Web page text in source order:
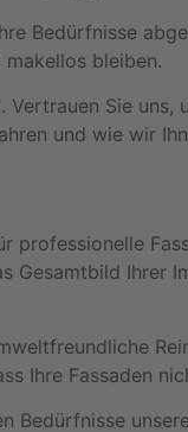
Bedürfnisse
bleiben.
Sie
und wie wir
Ihre Fassaden